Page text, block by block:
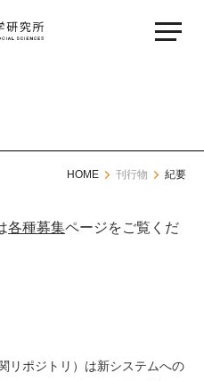
HOME 刊行物 紀要
各種募集ページをご覧くだ
リポジトリ）は新システムへの